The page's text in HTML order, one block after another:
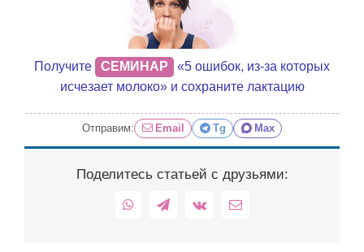
Получите СЕМИНАР
«5 ошибок, из-за которых
исчезает молоко» и сохраните лактацию
Отправим: Email Tg Max
Поделитесь статьей с друзьями:
WhatsAppTelegram
Vk Email